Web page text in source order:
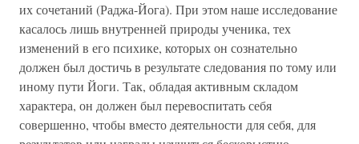
их сочетаний (Раджа-Йога). При этом наше исследование
касалось лишь внутренней природы ученика, тех
изменений в его психике, которых он сознательно
должен был достичь в результате следования по тому или
иному пути Йоги. Так, обладая активным складом
характера, он должен был перевоспитать себя
совершенно, чтобы вместо деятельности для себя, для